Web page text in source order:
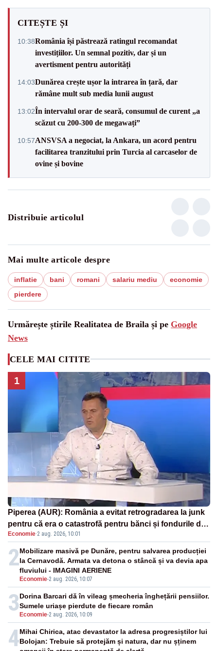
CITEȘTE ȘI
10:38România își păstrează ratingul recomandat
investițiilor. Un semnal pozitiv, dar și un
avertisment pentru autorități
14:03Dunărea crește ușor la intrarea în țară, dar
rămâne mult sub media lunii august
13:02În intervalul orar de seară, consumul de curent „a
scăzut cu 200-300 de megawați”
10:57ANSVSA a negociat, la Ankara, un acord pentru
facilitarea tranzitului prin Turcia al carcaselor de
ovine și bovine
Distribuie articolul
Mai multe articole despre
inflatie bani romani salariu mediu
economie
pierdere
Urmărește știrile Realitatea de Braila și pe Google
News
CELE MAI CITITE
1
Piperea (AUR): România a evitat retrogradarea la junk
pentru că era o catastrofă pentru bănci și fondurile de
pensii
Economie·2 aug. 2026, 10:01
2
Economie-2 aug. 2026, 10:07
Mobilizare masivă pe Dunăre, pentru salvarea producției
la Cernavodă. Armata va detona o stâncă și va devia apa
fluviului - IMAGINI AERIENE
3 Economie-2 aug. 2026, 10:09
Dorina Barcari dă în vileag șmecheria înghețării pensiilor.
Sumele uriașe pierdute de fiecare român
4Mihai Chirica, atac devastator la adresa progresiștilor lui
Bolojan: Trebuie să protejăm și natura, dar nu șținem